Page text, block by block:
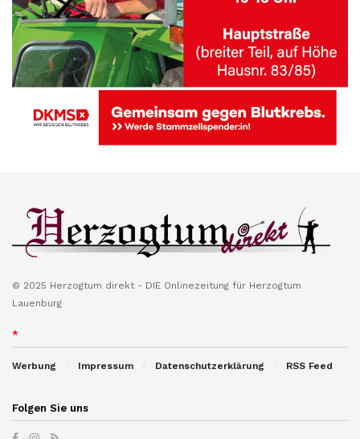
© 2025 Herzogtum direkt - DIE Onlinezeitung für Herzogtum
Lauenburg
*
Werbung Impressum Datenschutzerklärung RSS Feed
Folgen Sie uns